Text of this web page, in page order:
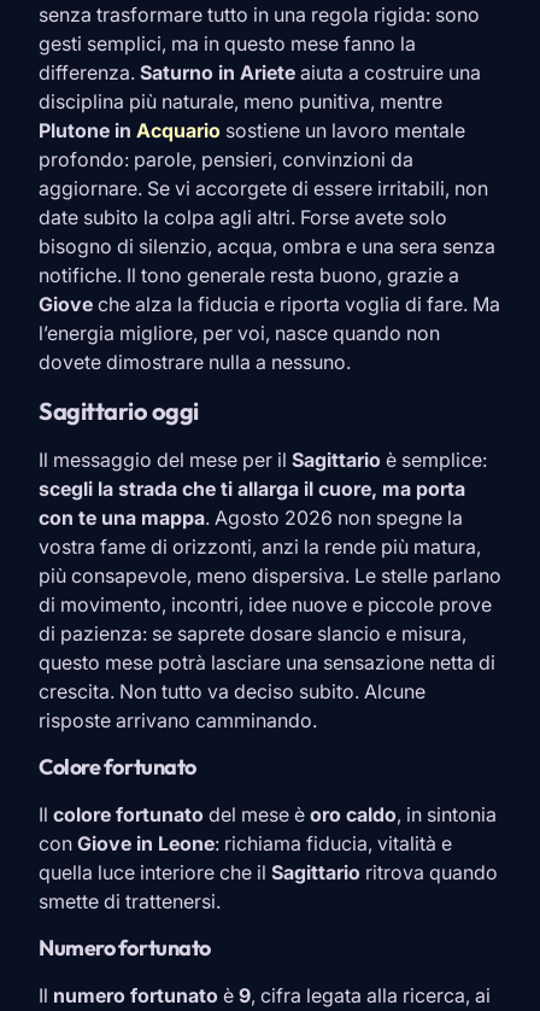
senza trasformare tutto in una regola rigida: sono
gesti semplici, ma in questo mese fanno la
differenza. Saturno in Ariete aiuta a costruire una
disciplina più naturale, meno punitiva, mentre
Plutone in Acquario sostiene un lavoro mentale
profondo: parole, pensieri, convinzioni da
aggiornare. Se vi accorgete di essere irritabili, non
date subito la colpa agli altri. Forse avete solo
bisogno di silenzio, acqua, ombra e una sera senza
notifiche. Il tono generale resta buono, grazie a
Giove che alza la fiducia e riporta voglia di fare. Ma
l’energia migliore, per voi, nasce quando non
dovete dimostrare nulla a nessuno.
Sagittario oggi
Il messaggio del mese per il Sagittario è semplice:
scegli la strada che ti allarga il cuore, ma porta
con te una mappa. Agosto 2026 non spegne la
vostra fame di orizzonti, anzi la rende più matura,
più consapevole, meno dispersiva. Le stelle parlano
di movimento, incontri, idee nuove e piccole prove
di pazienza: se saprete dosare slancio e misura,
questo mese potrà lasciare una sensazione netta di
crescita. Non tutto va deciso subito. Alcune
risposte arrivano camminando.
Colore fortunato
Il colore fortunato del mese è oro caldo, in sintonia
con Giove in Leone: richiama fiducia, vitalità e
quella luce interiore che il Sagittario ritrova quando
smette di trattenersi.
Numero fortunato
Il numero fortunato è 9, cifra legata alla ricerca, ai